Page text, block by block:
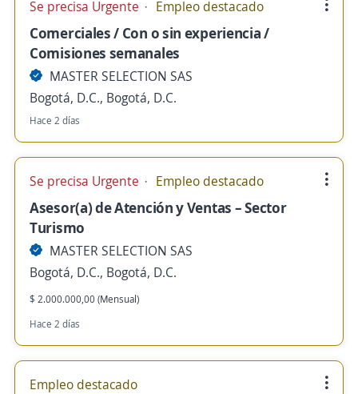
Se precisa Urgente Empleo destacado
Comerciales / Con o sin experiencia /
Comisiones semanales
MASTER SELECTION SAS
Bogotá, D.C., Bogotá, D.C.
Hace 2 días
Se precisa Urgente Empleo destacado
Asesor(a) de Atención y Ventas – Sector
Turismo
MASTER SELECTION SAS
Bogotá, D.C., Bogotá, D.C.
$ 2.000.000,00 (Mensual)
Hace 2 días
Empleo destacado